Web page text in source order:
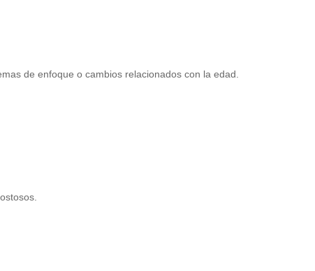
de enfoque o cambios relacionados con la edad.